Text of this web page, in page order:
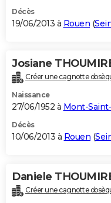
Décès
19/06/2013 à Rouen (
Josiane
Créer une cagnotte
Naissance
27/06/1952 à Mont-
Décès
10/06/2013 à Rouen (
Daniele
Créer une cagnotte